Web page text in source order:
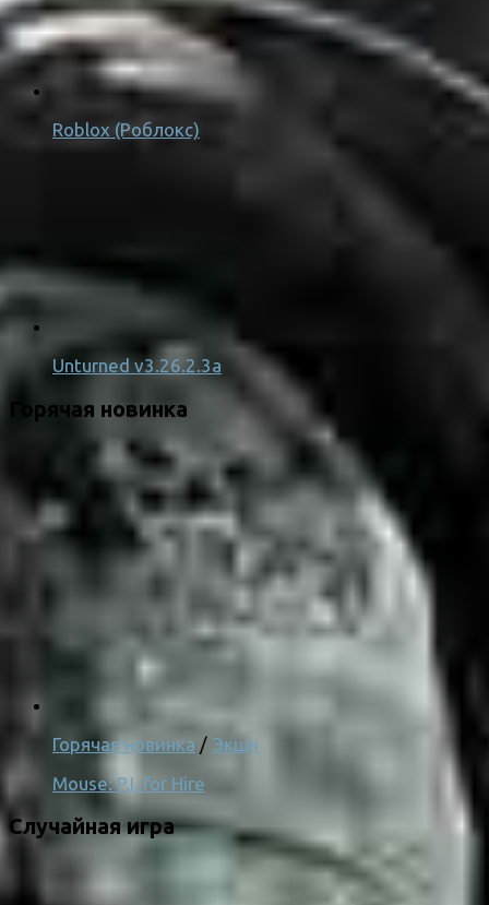
Roblox (Роблокс)
Unturned v3.26.2.3a
Горячая новинка
Горячая новинка / Экшн
Mouse: P.I. for Hire
Случайная игра